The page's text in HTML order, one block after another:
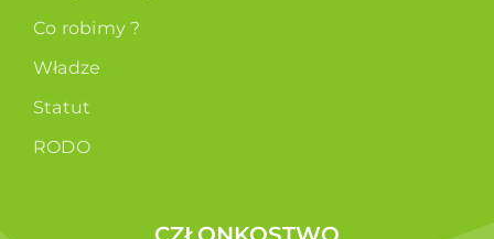
Co robimy ?
Władze
Statut
RODO